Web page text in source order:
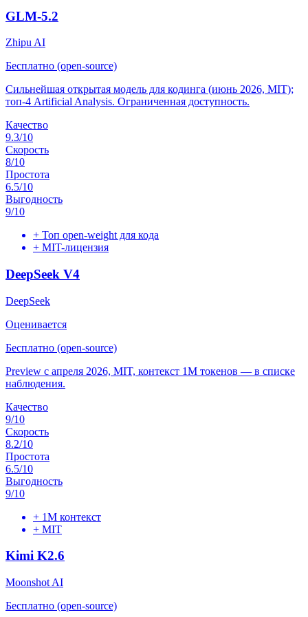
GLM-5.2
Zhipu AI
Бесплатно (open-source)
Сильнейшая открытая модель для кодинга (июнь 2026, MIT);
топ-4 Artificial Analysis. Ограниченная доступность.
Качество
9.3/10
Скорость
8/10
Простота
6.5/10
Выгодность
9/10
+ Топ open-weight для кода
+ MIT-лицензия
DeepSeek V4
DeepSeek
Оценивается
Бесплатно (open-source)
Preview с апреля 2026, MIT, контекст 1M токенов — в списке
наблюдения.
Качество
9/10
Скорость
8.2/10
Простота
6.5/10
Выгодность
9/10
+ 1M контекст
+ MIT
Kimi K2.6
Moonshot AI
Бесплатно (open-source)